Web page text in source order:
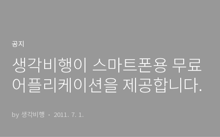
공지
생각비행이 스마트폰용 무료
어플리케이션을 제공합니다.
by 생각비행 2011. 7. 1.